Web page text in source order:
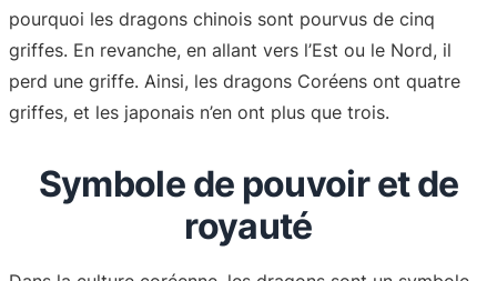
pourquoi les dragons chinois sont pourvus de cinq
griffes. En revanche, en allant vers l’Est ou le Nord, il
perd une griffe. Ainsi, les dragons Coréens ont quatre
griffes, et les japonais n’en ont plus que trois.
Symbole de pouvoir et de
royauté